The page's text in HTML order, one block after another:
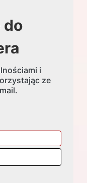
do
i
ze